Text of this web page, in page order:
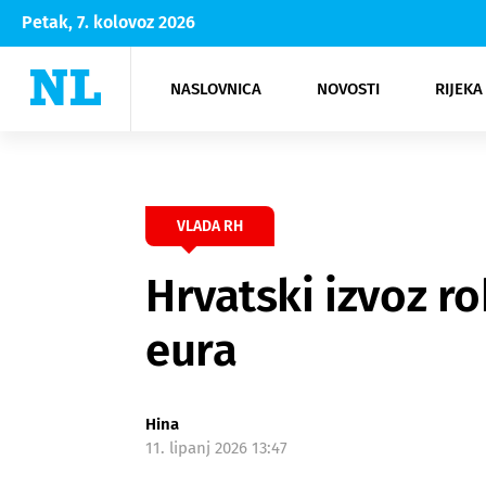
Petak, 7. kolovoz 2026
NASLOVNICA NOVOSTI
Rijeka Opatija
NK
Moda
Kultura
VLADA RH
Hrvatski izvoz
eura
Hina
11. lipanj 2026 13:47